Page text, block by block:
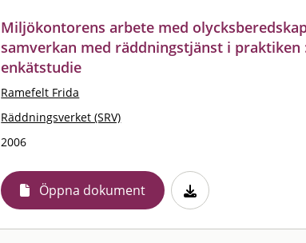
Miljökontorens arbete med
samverkan med räddningstjänst i praktiken
enkätstudie
Ramefelt Frida
Räddningsverket (SRV)
2006
Öppna dokument